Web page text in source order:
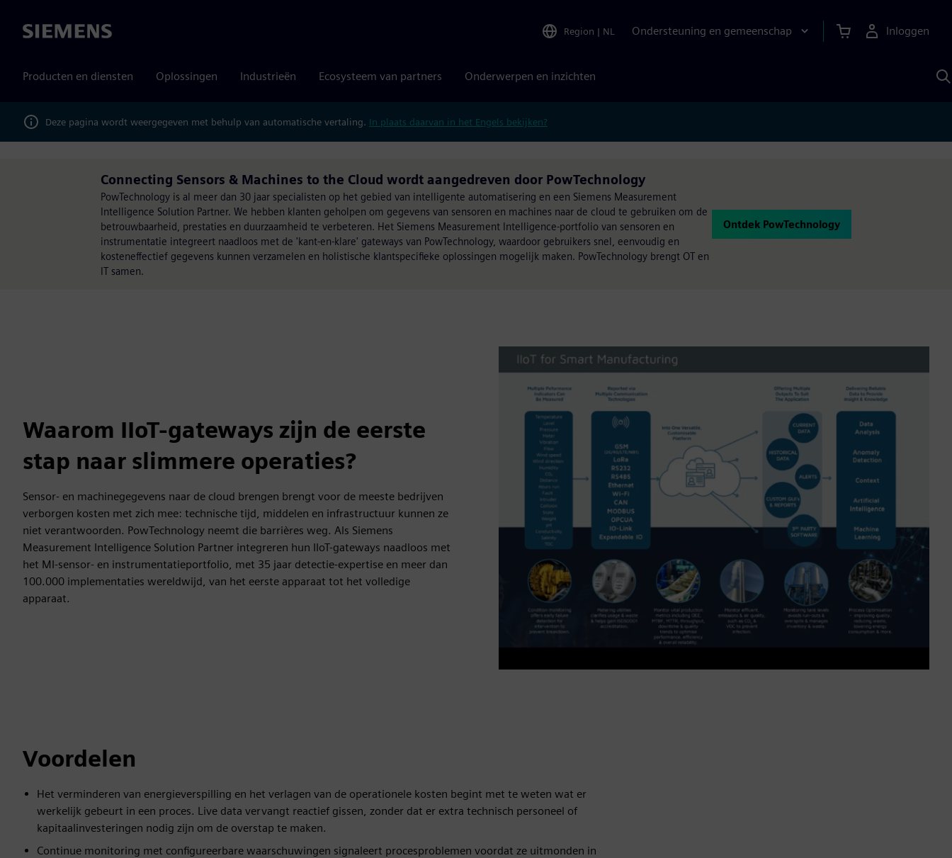
Siemens Region | NL Ondersteuning en gemeenschap Inloggen
Producten en diensten Oplossingen Industrieën Ecosysteem van partners Onderwerpen en inzichten
Deze pagina wordt weergegeven met behulp van automatische vertaling. In plaats daarvan in het Engels bekijken?
Connecting Sensors & Machines to the Cloud wordt aangedreven door PowTechnology
PowTechnology is al meer dan 30 jaar specialisten op het gebied van intelligente automatisering en een Siemens Measurement
Intelligence Solution Partner. We hebben klanten geholpen om gegevens van sensoren en machines naar de cloud te gebruiken om de
betrouwbaarheid, prestaties en duurzaamheid te verbeteren. Het Siemens Measurement Intelligence-portfolio van sensoren en
instrumentatie integreert naadloos met de 'kant-en-klare' gateways van PowTechnology, waardoor gebruikers snel, eenvoudig en
kosteneffectief gegevens kunnen verzamelen en holistische klantspecifieke oplossingen mogelijk maken. PowTechnology brengt OT en
IT samen.
Ontdek PowTechnology
Waarom IIoT-gateways zijn de eerste
stap naar slimmere operaties?
Sensor- en machinegegevens naar de cloud brengen brengt voor de meeste bedrijven
verborgen kosten met zich mee: technische tijd, middelen en infrastructuur kunnen ze
niet verantwoorden. PowTechnology neemt die barrières weg. Als Siemens
Measurement Intelligence Solution Partner integreren hun IIoT-gateways naadloos met
het MI-sensor- en instrumentatieportfolio, met 35 jaar detectie-expertise en meer dan
100.000 implementaties wereldwijd, van het eerste apparaat tot het volledige
apparaat.
Voordelen
Het verminderen van energieverspilling en het verlagen van de operationele kosten begint met te weten wat er
werkelijk gebeurt in een proces. Live data vervangt reactief gissen, zonder dat er extra technisch personeel of
kapitaalinvesteringen nodig zijn om de overstap te maken.
Continue monitoring met configureerbare waarschuwingen signaleert procesproblemen voordat ze uitmonden in